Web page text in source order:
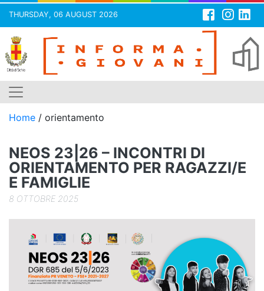
THURSDAY, 06 AUGUST 2026
Skip
content
Home / orientamento
NEOS 23|26 – INCONTRI DI
ORIENTAMENTO PER RAGAZZI/E
E FAMIGLIE
8 OTTOBRE 2025